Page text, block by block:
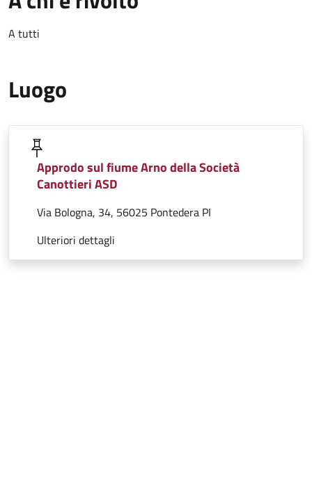
A tutti
Luogo
Approdo sul fiume Arno della Società
Canottieri ASD
Via Bologna, 34, 56025 Pontedera PI
Ulteriori dettagli